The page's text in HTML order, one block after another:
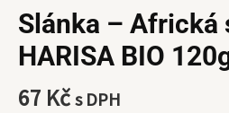
Slánka – Africká
HARISA BIO
67 Kčs DPH